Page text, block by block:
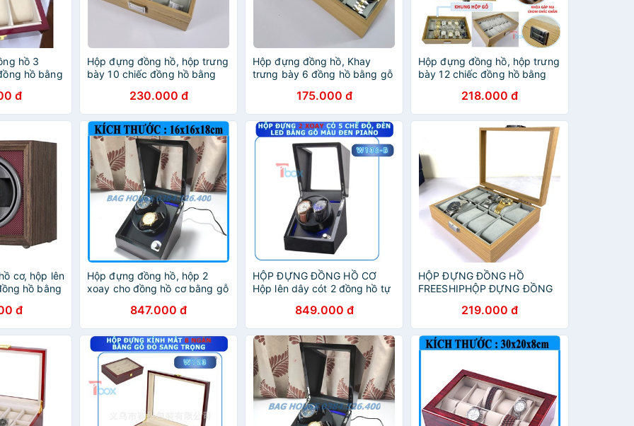
hồ 3
hồ bằng
đ
Hộp đựng đồng hồ, hộp trưng
bày 10 chiếc đồng hồ bằng
230.000 đ
Hộp đựng đồng hồ, Khay
trưng bày 6 đồng hồ bằng gỗ
175.000 đ
Hộp đựng đồng hồ, hộp trưng
bày 12 chiếc đồng hồ bằng
218.000 đ
cơ, hộp lên
hồ bằng
đ
Hộp đựng đồng hồ, hộp 2
xoay cho đồng hồ cơ bằng gỗ
847.000 đ
HỘP ĐỰNG ĐỒNG HỒ CƠ
Hộp lên dây cót 2 đồng hồ tự
849.000 đ
HỘP ĐỰNG ĐỒNG HỒ
FREESHIPHỘP ĐỰNG ĐỒNG
CẤP PHIÊN BẢN MỚI RA 2020
219.000 đ